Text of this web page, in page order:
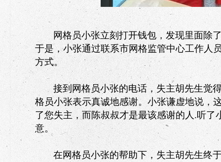
网格员小张立刻打开钱包，发现里面除
于是，小张通过联系市网格监管中心工作人
方式。
接到网格员小张的电话，失主胡先生觉
格员小张表示真诚地感谢。小张谦虚地说，
了您失主，而陈叔叔才是最该感谢的人 .听了
意。
在网格员小张的帮助下，失主胡先生终